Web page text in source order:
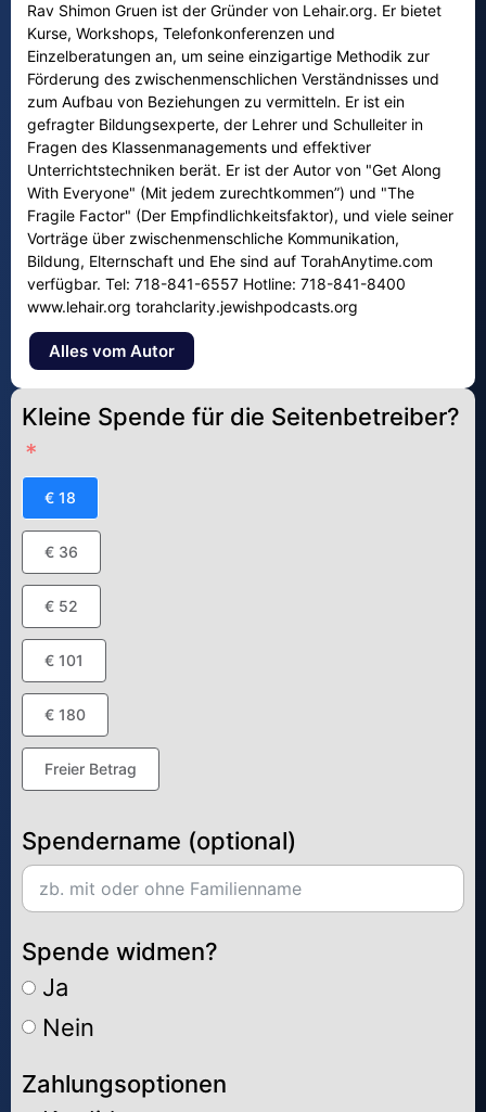
Rav Shimon Gruen ist der Gründer von Lehair.org. Er bietet
Kurse, Workshops, Telefonkonferenzen und
Einzelberatungen an, um seine einzigartige Methodik zur
Förderung des zwischenmenschlichen Verständnisses und
zum Aufbau von Beziehungen zu vermitteln. Er ist ein
gefragter Bildungsexperte, der Lehrer und Schulleiter in
Fragen des Klassenmanagements und effektiver
Unterrichtstechniken berät. Er ist der Autor von "Get Along
With Everyone" (Mit jedem zurechtkommen”) und "The
Fragile Factor" (Der Empfindlichkeitsfaktor), und viele seiner
Vorträge über zwischenmenschliche Kommunikation,
Bildung, Elternschaft und Ehe sind auf TorahAnytime.com
verfügbar. Tel: 718-841-6557 Hotline: 718-841-8400
www.lehair.org torahclarity.jewishpodcasts.org
Alles vom Autor
Kleine Spende für die Seitenbetreiber?
€ 18
€ 36
€ 52
€ 101
€ 180
Freier Betrag
Spendername (optional)
Spende widmen?
Ja
Nein
Zahlungsoptionen